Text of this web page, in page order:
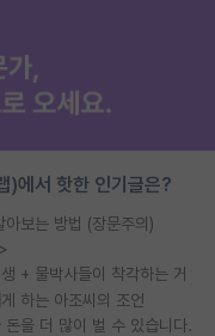
)에서 핫한 인기글은?
보는 방법 (장문주의)
+ 물박사들이 착각하는 거
하는 아조씨의 조언
을 더 많이 벌 수 있습니다.